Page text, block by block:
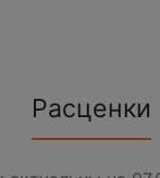
Расценки